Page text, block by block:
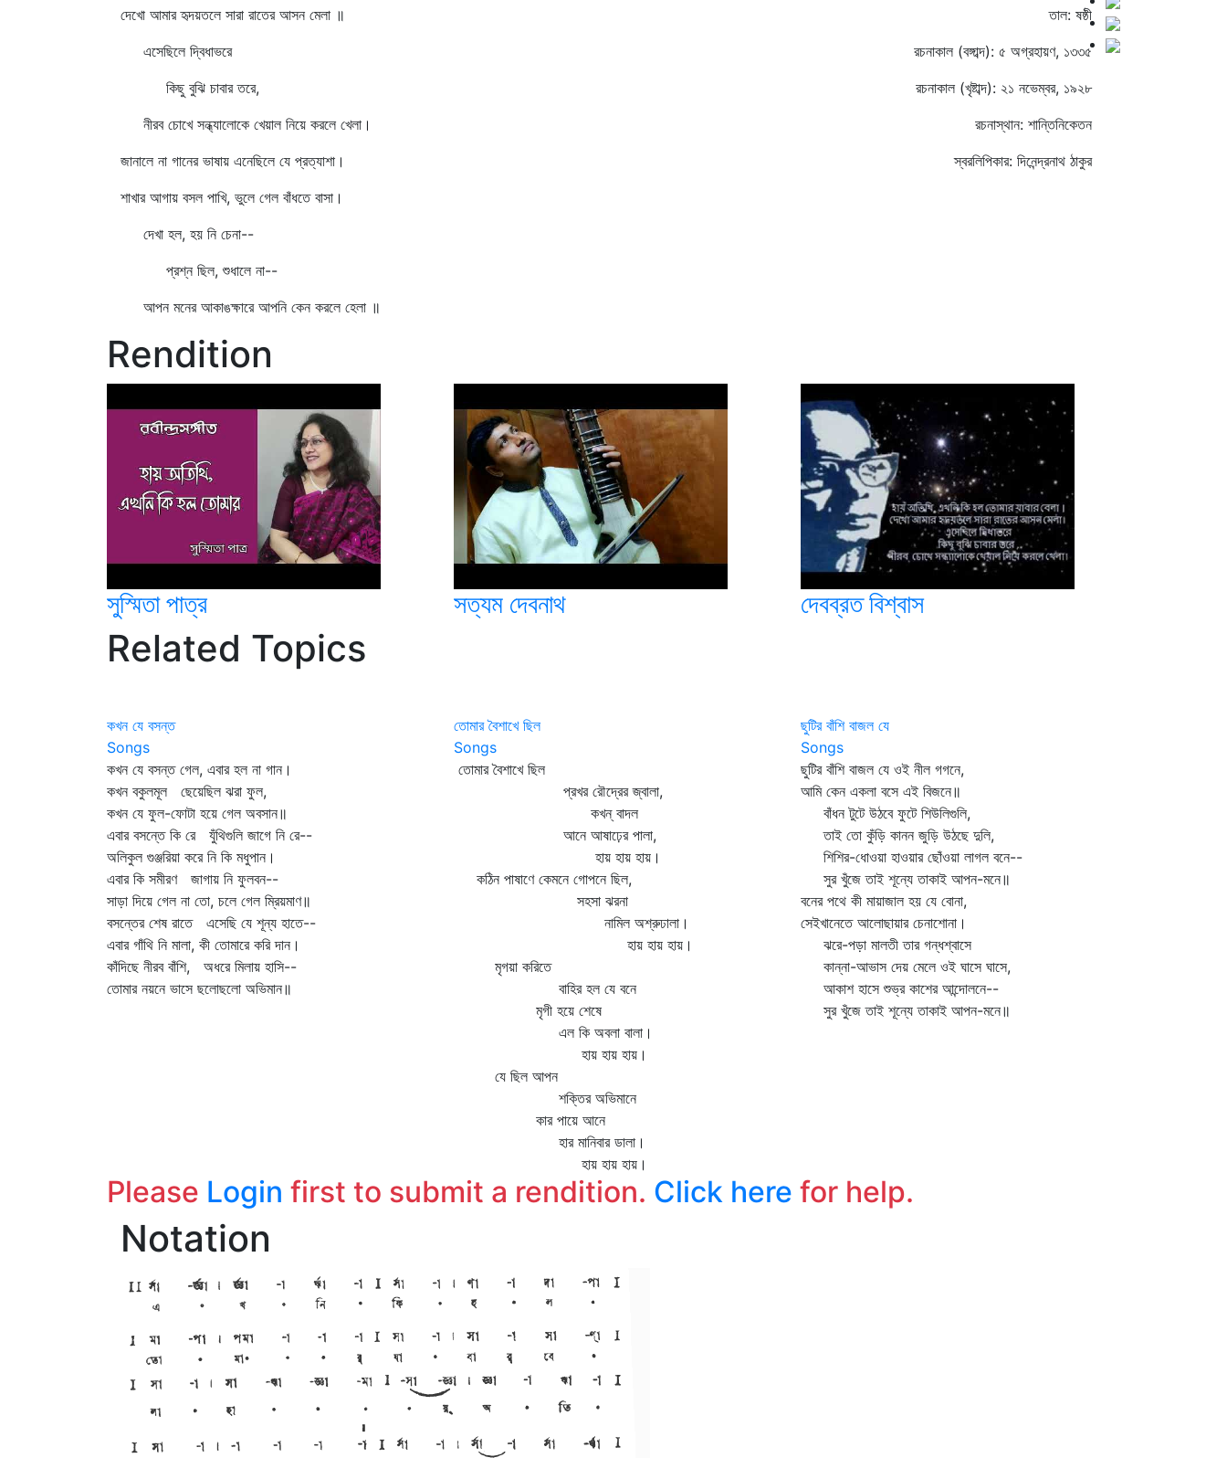
দেখো আমার হৃদয়তলে সারা রাতের আসন মেলা ॥
এসেছিলে দ্বিধাভরে
কিছু বুঝি চাবার তরে,
নীরব চোখে সন্ধ্যালোকে খেয়াল নিয়ে করলে খেলা।
জানালে না গানের ভাষায় এনেছিলে যে প্রত্যাশা।
শাখার আগায় বসল পাখি, ভুলে গেল বাঁধতে বাসা।
দেখা হল, হয় নি চেনা--
প্রশ্ন ছিল, শুধালে না--
আপন মনের আকাঙক্ষারে আপনি কেন করলে হেলা ॥
তাল: ষষ্ঠী
রচনাকাল (বঙ্গাব্দ): ৫ অগ্রহায়ণ, ১৩৩৫
রচনাকাল (খৃষ্টাব্দ): ২১ নভেম্বর, ১৯২৮
রচনাস্থান: শান্তিনিকেতন
স্বরলিপিকার: দিনেন্দ্রনাথ ঠাকুর
Rendition
সুস্মিতা পাত্র সত্যম দেবনাথ দেবব্রত বিশ্বাস
Related Topics
কখন যে বসন্ত
Songs
কখন যে বসন্ত গেল, এবার হল না গান।
কখন বকুলমূল ছেয়েছিল ঝরা ফুল,
কখন যে ফুল-ফোটা হয়ে গেল অবসান॥
এবার বসন্তে কি রে যুঁথিগুলি জাগে নি রে--
অলিকুল গুঞ্জরিয়া করে নি কি মধুপান।
এবার কি সমীরণ জাগায় নি ফুলবন--
সাড়া দিয়ে গেল না তো, চলে গেল ম্রিয়মাণ॥
বসন্তের শেষ রাতে এসেছি যে শূন্য হাতে--
এবার গাঁথি নি মালা, কী তোমারে করি দান।
কাঁদিছে নীরব বাঁশি, অধরে মিলায় হাসি--
তোমার নয়নে ভাসে ছলোছলো অভিমান॥
তোমার বৈশাখে ছিল
Songs
তোমার বৈশাখে ছিল
প্রখর রৌদ্রের জ্বালা,
কখন্‌ বাদল
আনে আষাঢ়ের পালা,
হায় হায় হায়।
কঠিন পাষাণে কেমনে গোপনে ছিল,
সহসা ঝরনা
নামিল অশ্রুঢালা।
হায় হায় হায়।
মৃগয়া করিতে
বাহির হল যে বনে
মৃগী হয়ে শেষে
এল কি অবলা বালা।
হায় হায় হায়।
যে ছিল আপন
শক্তির অভিমানে
কার পায়ে আনে
হার মানিবার ডালা।
হায় হায় হায়।
ছুটির বাঁশি বাজল যে
Songs
ছুটির বাঁশি বাজল যে ওই নীল গগনে,
আমি কেন একলা বসে এই বিজনে॥
বাঁধন টুটে উঠবে ফুটে শিউলিগুলি,
তাই তো কুঁড়ি কানন জুড়ি উঠছে দুলি,
শিশির-ধোওয়া হাওয়ার ছোঁওয়া লাগল বনে--
সুর খুঁজে তাই শূন্যে তাকাই আপন-মনে॥
বনের পথে কী মায়াজাল হয় যে বোনা,
সেইখানেতে আলোছায়ার চেনাশোনা।
ঝরে-পড়া মালতী তার গন্ধশ্বাসে
কান্না-আভাস দেয় মেলে ওই ঘাসে ঘাসে,
আকাশ হাসে শুভ্র কাশের আন্দোলনে--
সুর খুঁজে তাই শূন্যে তাকাই আপন-মনে॥
Please Login first to submit a rendition. Click here for help.
Notation